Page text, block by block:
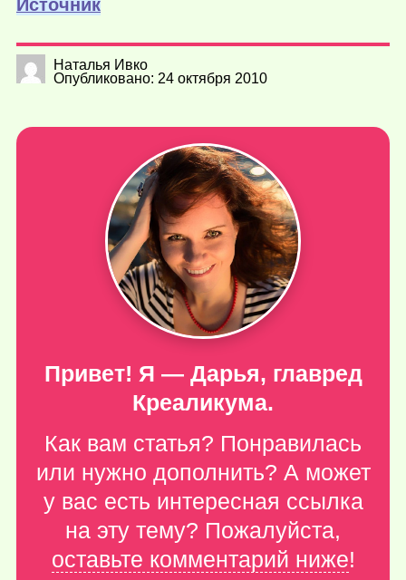
Источник
Наталья Ивко
Опубликовано: 24 октября 2010
Привет! Я — Дарья, главред
Креаликума.
Как вам статья? Понравилась
или нужно дополнить? А может
у вас есть интересная ссылка
на эту тему? Пожалуйста,
оставьте комментарий ниже!